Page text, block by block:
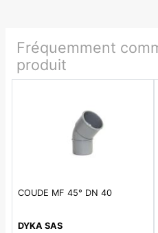
Fréquemment
produit
COUDE MF 45° DN 40
DYKA SAS